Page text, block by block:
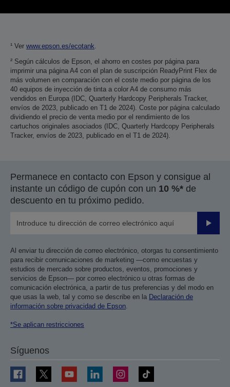
¹ Ver www.epson.es/ecotank
² Según cálculos de Epson, el ahorro en costes por página para
imprimir una página A4 con el plan de suscripción ReadyPrint Flex de
más volumen en comparación con el coste medio por página de los
40 equipos de inyección de tinta a color A4 de consumo más
vendidos en Europa (IDC, Quarterly Hardcopy Peripherals Tracker,
envíos de 2023, publicado en T1 de 2024). Coste por página calculado
dividiendo el precio de venta medio por el rendimiento de los
cartuchos originales asociados (IDC, Quarterly Hardcopy Peripherals
Tracker, envíos de 2023, publicado en el T1 de 2024).
Permanece en contacto con Epson y consigue al
instante un código de cupón con un 10 %* de
descuento en tu próximo pedido.
Enviar
Al enviar tu dirección de correo electrónico, otorgas tu consentimiento
para recibir comunicaciones de marketing —como encuestas y
estudios de mercado sobre productos, eventos, promociones y
servicios de Epson— por correo electrónico u otras formas de
comunicación electrónica, a partir de tus preferencias y del modo en
que usas la web, tal y como se describe en la Declaración de
información sobre privacidad de Epson
*Se aplican restricciones
Síguenos